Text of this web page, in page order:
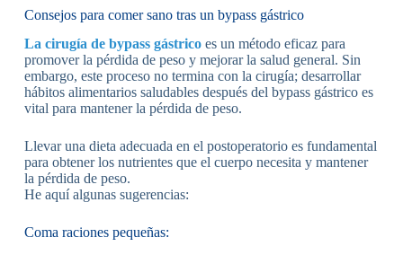
Consejos para comer sano tras un bypass gástrico
La cirugía de bypass gástricoes un método eficaz para
promover la pérdida de peso y mejorar la salud general. Sin
embargo, este proceso no termina con la cirugía; desarrollar
hábitos alimentarios saludables después del bypass gástrico es
vital para mantener la pérdida de peso.
Llevar una dieta adecuada en el postoperatorio es fundamental
para obtener los nutrientes que el cuerpo necesita y mantener
la pérdida de peso.
He aquí algunas sugerencias:
Coma raciones pequeñas: